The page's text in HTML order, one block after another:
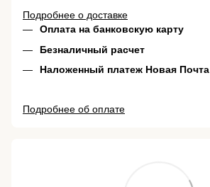
Подробнее о доставке
Оплата на банковскую карту
Безналичный расчет
Наложенный платеж Новая Почта
Подробнее об оплате